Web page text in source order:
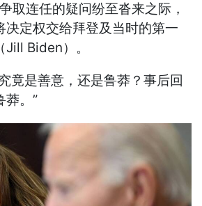
取连任的疑问纷至沓来之际，
决定权交给拜登及当时的第一
Biden）。
竟是善意，还是鲁莽？事后回
莽。”